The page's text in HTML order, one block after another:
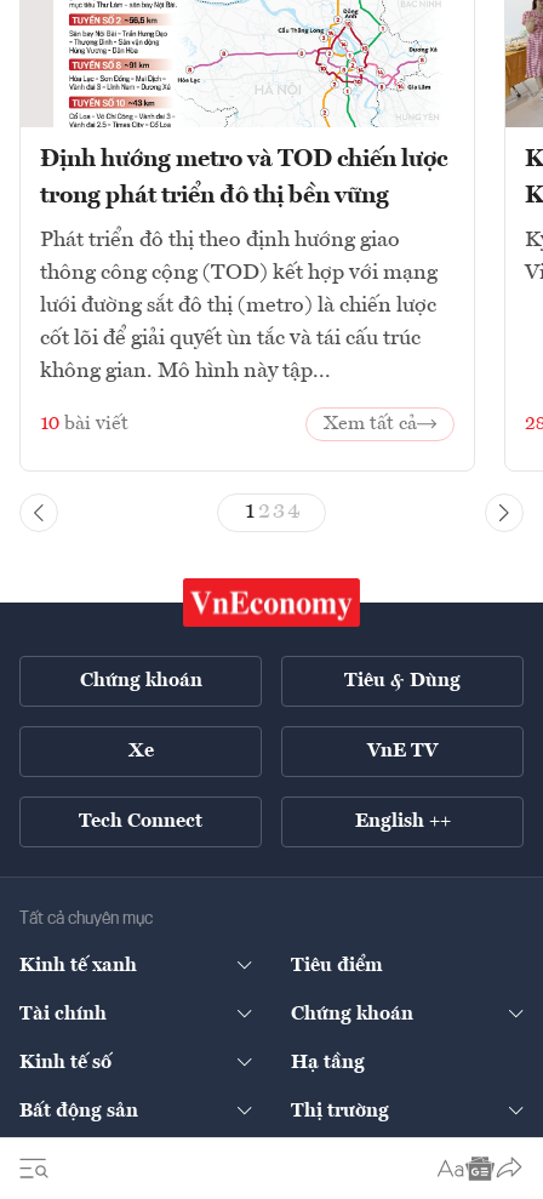
Định hướng metro và TOD chiến lược
trong phát triển đô thị bền vững
Phát triển đô thị theo định hướng giao
thông công cộng (TOD) kết hợp với mạng
lưới đường sắt đô thị (metro) là chiến lược
cốt lõi để giải quyết ùn tắc và tái cấu trúc
không gian. Mô hình này tập...
10 bài viết Xem tất cả
1 23 4
Chứng khoán Tiêu & Dùng
Xe VnE TV
Tech Connect English ++
Tất cả chuyên mục
Kinh tế xanh
Diễn đàn
Tiêu điểm
Tài chính
Ngân hàng
Bảo hiểm
Chứng khoán
Doanh nghiệp niêm yết
Kinh tế số
Sản phẩm - Thị trường
Tài sản số
Dịch vụ số
Hạ tầng
Bất động sản Thị trường
Thế giới